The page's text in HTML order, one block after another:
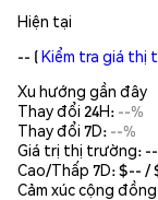
Hiện tại
-- (Kiểm tra giá thị
Xu hướng gần đây
Thay đổi 24H: --%
Thay đổi 7D: --%
Giá trị thị trường: --
Cao/Thấp 7D: $-- /
Cảm xúc cộng đồng